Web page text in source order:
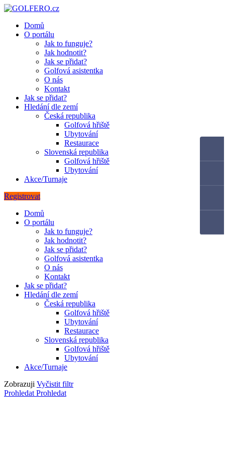
Domů
O portálu
Jak to funguje?
Jak hodnotit?
Jak se přidat?
Golfová asistentka
O nás
Kontakt
Jak se přidat?
Hledání dle zemí
Česká republika
Golfová hřiště
Ubytování
Restaurace
Slovenská republika
Golfová hřiště
Ubytování
Akce/Turnaje
Registrovat
Domů
O portálu
Jak to funguje?
Jak hodnotit?
Jak se přidat?
Golfová asistentka
O nás
Kontakt
Jak se přidat?
Hledání dle zemí
Česká republika
Golfová hřiště
Ubytování
Restaurace
Slovenská republika
Golfová hřiště
Ubytování
Akce/Turnaje
Zobrazuji Vyčistit filtr
Prohledat Prohledat